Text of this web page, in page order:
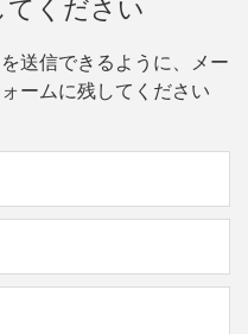
ください
送信できるように、メー
ームに残してください